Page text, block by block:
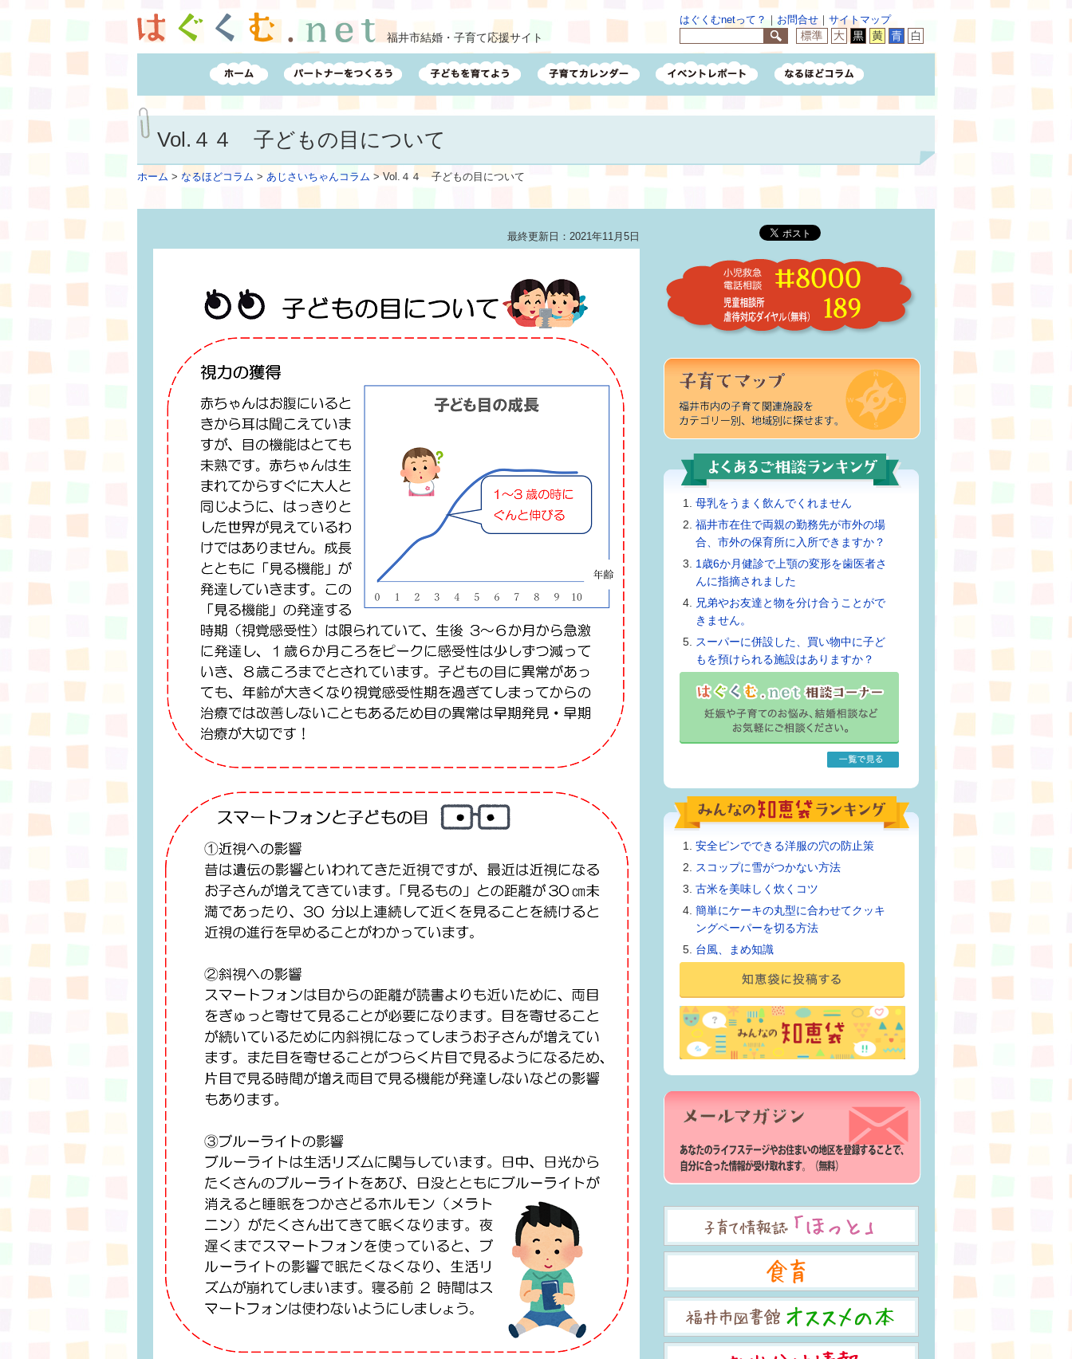
福井市結婚・子育て応援サイト
はぐくむnetって？ ｜ お問合せ ｜ サイトマップ
Vol.４４ 子どもの目について
ホーム > なるほどコラム > あじさいちゃんコラム >Vol.４４ 子どもの目について
最終更新日：2021年11月5日
母乳をうまく飲んでくれません
福井市在住で両親の勤務先が市外の場
合、市外の保育所に入所できますか？
1歳6か月健診で上顎の変形を歯医者さ
んに指摘されました
兄弟やお友達と物を分け合うことがで
きません。
スーパーに併設した、買い物中に子ど
もを預けられる施設はありますか？
安全ピンでできる洋服の穴の防止策
スコップに雪がつかない方法
古米を美味しく炊くコツ
簡単にケーキの丸型に合わせてクッキ
ングペーパーを切る方法
台風、まめ知識